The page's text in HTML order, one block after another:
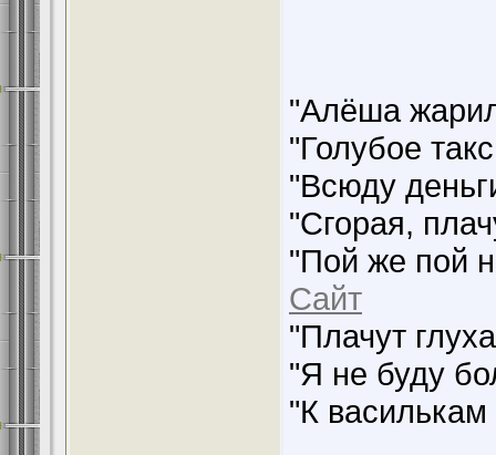
"Алёша
"Голубое
"Всюду
"Сгорая,
"Пой же пой
Сайт
"Плачут
"Я не буду
"К